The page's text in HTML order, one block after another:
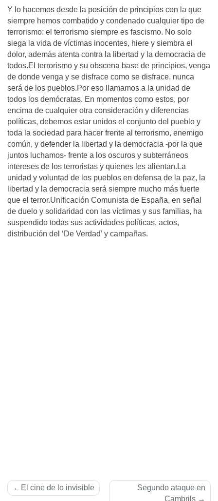
Y lo hacemos desde la posición de principios con la que
siempre hemos combatido y condenado cualquier tipo de
terrorismo: el terrorismo siempre es fascismo. No solo
siega la vida de víctimas inocentes, hiere y siembra el
dolor, además atenta contra la libertad y la democracia de
todos.El terrorismo y su obscena base de principios, venga
de donde venga y se disfrace como se disfrace, nunca
será de los pueblos.Por eso llamamos a la unidad de
todos los demócratas. En momentos como estos, por
encima de cualquier otra consideración y diferencias
políticas, debemos estar unidos el conjunto del pueblo y
toda la sociedad para hacer frente al terrorismo, enemigo
común, y defender la libertad y la democracia -por la que
juntos luchamos- frente a los oscuros y subterráneos
intereses de los terroristas y quienes les alientan.La
unidad y voluntad de los pueblos en defensa de la paz, la
libertad y la democracia será siempre mucho más fuerte
que el terror.Unificación Comunista de España, en señal
de duelo y solidaridad con las víctimas y sus familias, ha
suspendido todas sus actividades políticas, actos,
distribución del ‘De Verdad’ y campañas.
Navegación
El cine de lo invisible
Segundo ataque en
Cambrils